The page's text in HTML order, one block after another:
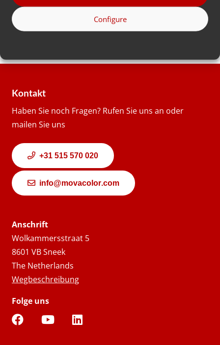
Configure
Land
Kontakt
Haben Sie noch Fragen? Rufen Sie uns an oder
mailen Sie uns
+31 515 570 020
info@movacolor.com
Anschrift
Wolkammersstraat 5
8601 VB Sneek
The Netherlands
Wegbeschreibung
Folge uns